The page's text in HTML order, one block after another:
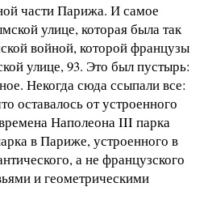
части Парижа. И самое
улице, которая была так
войной, которой французы
улице, 93. Это был пустырь:
Некогда сюда ссыпали все:
оставалось от устроенного
Наполеона III парка
в Париже, устроенного в
а не французского
и геометрическими